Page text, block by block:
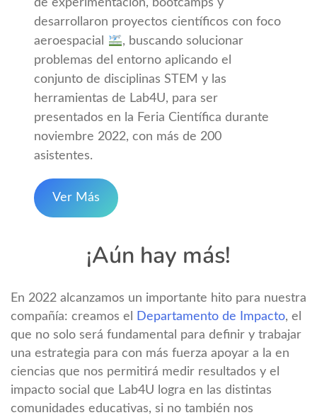
de experimentación, bootcamps y
desarrollaron proyectos científicos con foco
aeroespacial
, buscando solucionar
problemas del entorno aplicando el
conjunto de disciplinas STEM y las
herramientas de Lab4U, para ser
presentados en la Feria Científica durante
noviembre 2022, con más de 200
asistentes.
Ver Más
¡Aún hay más!
En 2022 alcanzamos un importante hito para nuestra
compañía: creamos el
Departamento de Impacto, el
que no solo será fundamental para definir y trabajar
una estrategia para con más fuerza apoyar a la en
ciencias que nos permitirá medir resultados y el
impacto social que Lab4U logra en las distintas
comunidades educativas, si no también nos